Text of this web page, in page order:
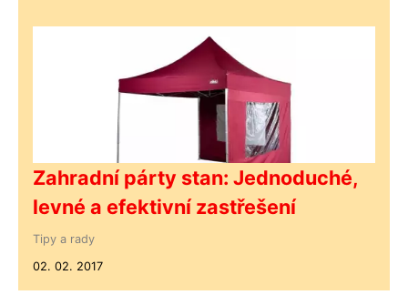
Zahradní párty stan: Jednoduché,
levné a efektivní zastřešení
Tipy a rady
02. 02. 2017